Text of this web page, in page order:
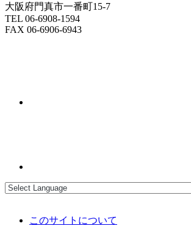
大阪府門真市一番町15-7
TEL 06-6908-1594
FAX 06-6906-6943
このサイトについて